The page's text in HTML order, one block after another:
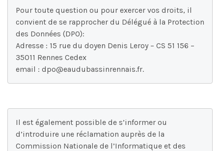
Pour toute question ou pour exercer vos droits, il
convient de se rapprocher du Délégué à la Protection
des Données (DPO):
Adresse : 15 rue du doyen Denis Leroy – CS 51 156 –
35011 Rennes Cedex
email : dpo@eaudubassinrennais.fr.
Il est également possible de s’informer ou
d’introduire une réclamation auprès de la
Commission Nationale de l’Informatique et des